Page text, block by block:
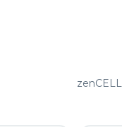
zenCELL